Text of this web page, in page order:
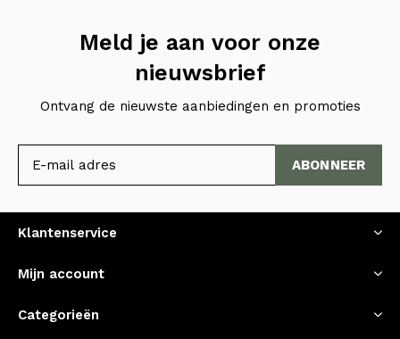
Meld je aan voor onze
nieuwsbrief
Ontvang de nieuwste aanbiedingen en promoties
ABONNEER
Klantenservice
Mijn account
Categorieën